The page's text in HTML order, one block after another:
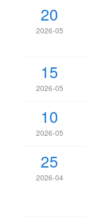
20
2026-05
15
2026-05
10
2026-05
25
2026-04